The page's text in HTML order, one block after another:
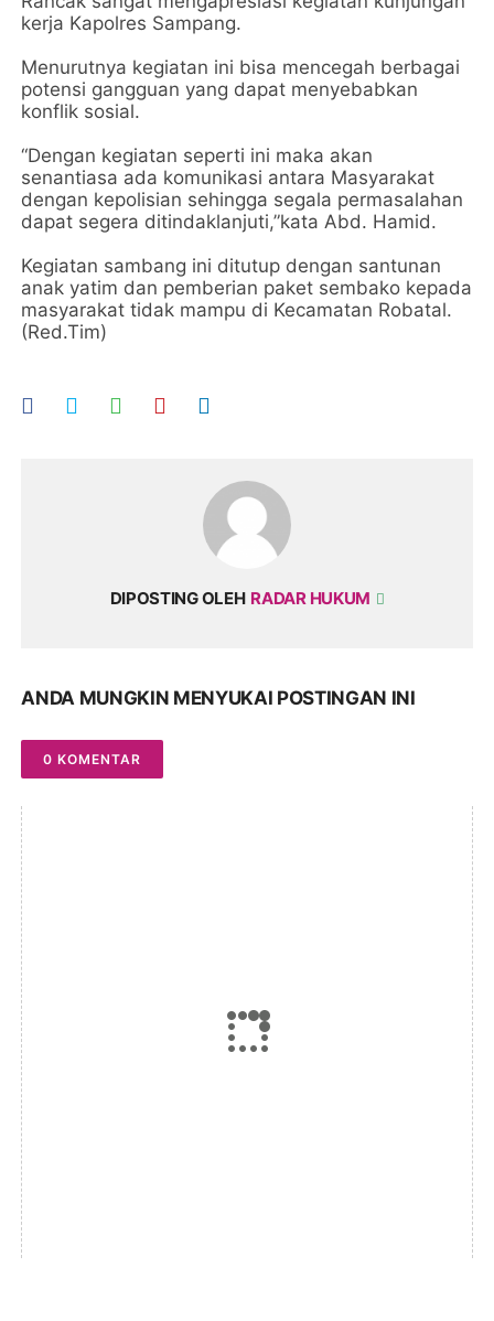
kerja Kapolres Sampang.
Menurutnya kegiatan ini bisa mencegah berbagai
potensi gangguan yang dapat menyebabkan
konflik sosial.
“Dengan kegiatan seperti ini maka akan
senantiasa ada komunikasi antara Masyarakat
dengan kepolisian sehingga segala permasalahan
dapat segera ditindaklanjuti,”kata Abd. Hamid.
Kegiatan sambang ini ditutup dengan santunan
anak yatim dan pemberian paket sembako kepada
masyarakat tidak mampu di Kecamatan Robatal.
(Red.Tim)
DIPOSTING OLEH RADAR HUKUM
ANDA MUNGKIN MENYUKAI POSTINGAN INI
0 KOMENTAR